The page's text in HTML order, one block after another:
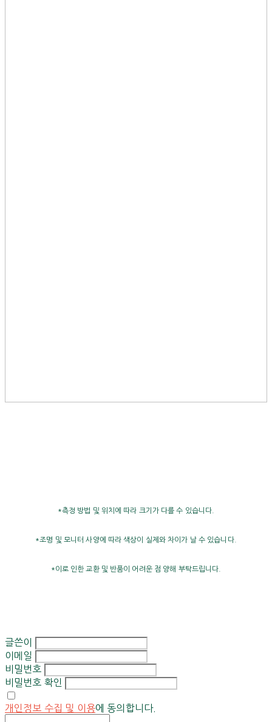
*측정 방법 및 위치에 따라 크기가 다를 수 있습니다.
*조명 및 모니터 사양에 따라 색상이 실제와 차이가 날 수 있습니다.
*이로 인한 교환 및 반품이 어려운 점 양해 부탁드립니다.
글쓴이
이메일
비밀번호
비밀번호 확인
개인정보 수집 및 이용에 동의합니다.